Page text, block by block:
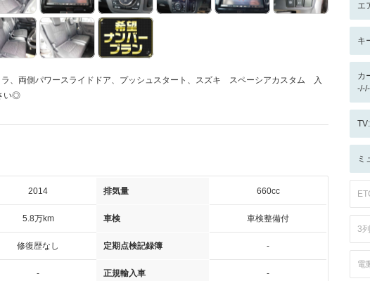
ラ、両側パワースライドドア、プッシュスタート、スズキ スペーシアカスタム 入
い◎
2014 排気量 660cc
5.8万km 車検 車検整備付
修復歴なし 定期点検記録簿 -
- 正規輸入車 -
エ
キ
カ
ミ
3
電